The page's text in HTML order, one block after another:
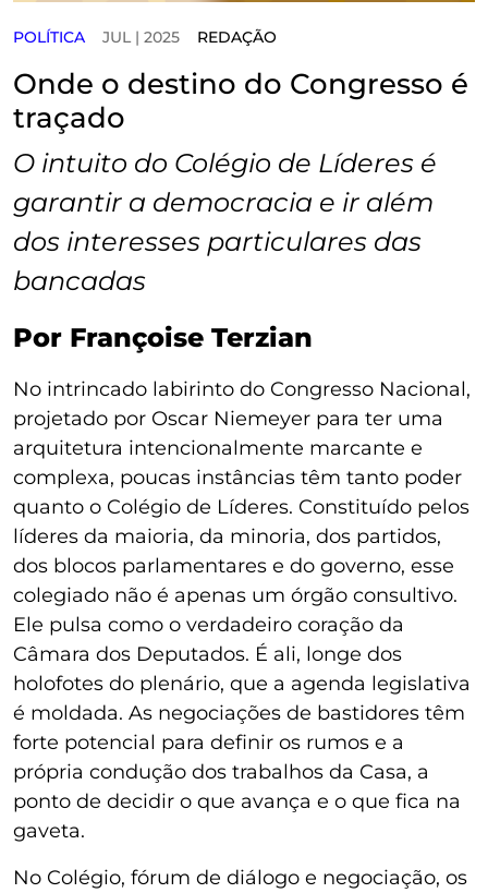
POLÍTICA JUL | 2025 REDAÇÃO
Onde o destino do Congresso é
traçado
O intuito do Colégio de Líderes é
garantir a democracia e ir além
dos interesses particulares das
bancadas
Por Françoise Terzian
No intrincado labirinto do Congresso Nacional,
projetado por Oscar Niemeyer para ter uma
arquitetura intencionalmente marcante e
complexa, poucas instâncias têm tanto poder
quanto o Colégio de Líderes. Constituído pelos
líderes da maioria, da minoria, dos partidos,
dos blocos parlamentares e do governo, esse
colegiado não é apenas um órgão consultivo.
Ele pulsa como o verdadeiro coração da
Câmara dos Deputados. É ali, longe dos
holofotes do plenário, que a agenda legislativa
é moldada. As negociações de bastidores têm
forte potencial para definir os rumos e a
própria condução dos trabalhos da Casa, a
ponto de decidir o que avança e o que fica na
gaveta.
No Colégio, fórum de diálogo e negociação, os